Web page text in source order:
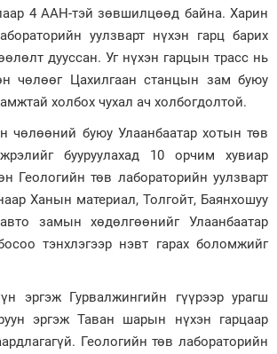
4 ААН-тэй зөвшилцөөд байна. Харин
уулзварт нүхэн гарц барих
дууссан. Уг нүхэн гарцын трасс нь
чөлөөг Цахилгаан станцын зам буюу
холбох чухал ач холбогдолтой.
чөлөөний буюу Улаанбаатар хотын төв
бууруулахад 10 орчим хувиар
Геологийн төв лабораторийн уулзварт
Ханын материал, Толгойт, Баянхошуу
замын хөдөлгөөнийг Улаанбаатар
тэнхлэгээр нэвт гарах боломжийг
эргэж Гурвалжингийн гүүрээр урагш
эргэж Таван шарын нүхэн гарцаар
Геологийн төв лабораторийн